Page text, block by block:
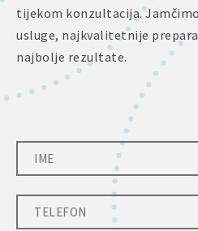
tijekom konzultacija.
usluge, najkvalitetnije
najbolje rezultate.